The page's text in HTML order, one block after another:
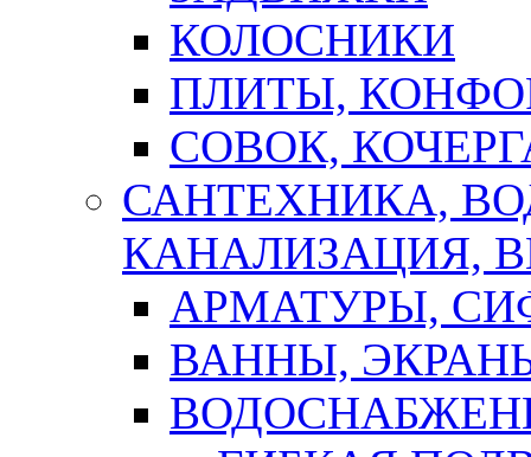
КОЛОСНИКИ
ПЛИТЫ,
СОВОК,
САНТЕХНИКА,
КАНАЛИЗАЦИЯ,
АРМАТУРЫ,
ВАННЫ,